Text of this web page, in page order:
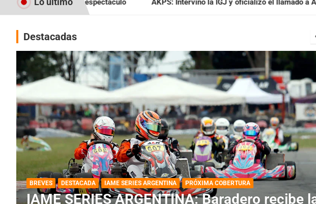
Karting en Argentina
Destacadas
DESTACADA IAME SERIES ARGENTINA
IAME SERIES ARGENTINA: Horarios para la